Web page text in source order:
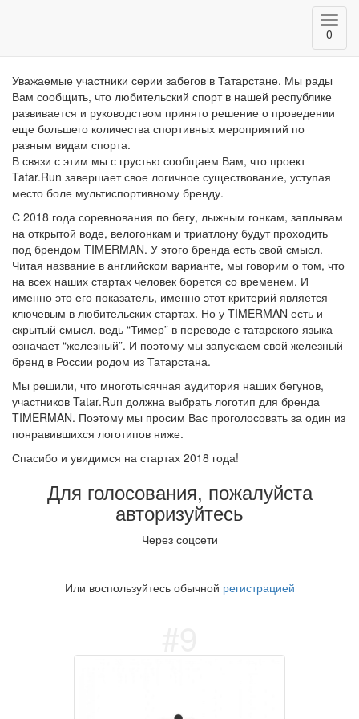
0
Уважаемые участники серии забегов в Татарстане. Мы рады
Вам сообщить, что любительский спорт в нашей республике
развивается и руководством принято решение о проведении
еще большего количества спортивных мероприятий по
разным видам спорта.
В связи с этим мы с грустью сообщаем Вам, что проект
Tatar.Run завершает свое логичное существование, уступая
место боле мультиспортивному бренду.
С 2018 года соревнования по бегу, лыжным гонкам, заплывам
на открытой воде, велогонкам и триатлону будут проходить
под брендом TIMERMAN. У этого бренда есть свой смысл.
Читая название в английском варианте, мы говорим о том, что
на всех наших стартах человек борется со временем. И
именно это его показатель, именно этот критерий является
ключевым в любительских стартах. Но у TIMERMAN есть и
скрытый смысл, ведь “Тимер” в переводе с татарского языка
означает “железный”. И поэтому мы запускаем свой железный
бренд в России родом из Татарстана.
Мы решили, что многотысячная аудитория наших бегунов,
участников Tatar.Run должна выбрать логотип для бренда
TIMERMAN. Поэтому мы просим Вас проголосовать за один из
понравившихся логотипов ниже.
Спасибо и увидимся на стартах 2018 года!
Для голосования, пожалуйста
авторизуйтесь
Через соцсети
Или воспользуйтесь обычной регистрацией